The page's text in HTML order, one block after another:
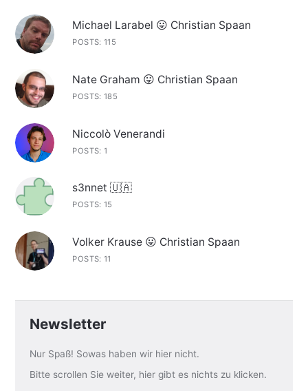
Michael Larabel 😛 Christian Spaan
POSTS: 115
Nate Graham 😛 Christian Spaan
POSTS: 185
Niccolò Venerandi
POSTS: 1
s3nnet 🇺🇦
POSTS: 15
Volker Krause 😛 Christian Spaan
POSTS: 11
Newsletter
Nur Spaß! Sowas haben wir hier nicht.
Bitte scrollen Sie weiter, hier gibt es nichts zu klicken.